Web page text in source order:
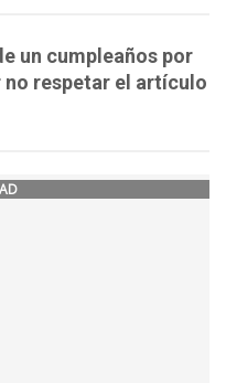
un cumpleaños por
no respetar el artículo